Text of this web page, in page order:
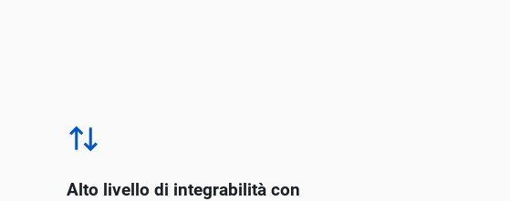
Alto livello di integrabilità con